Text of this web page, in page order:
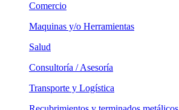
Comercio
Maquinas y/o Herramientas
Salud
Consultoría / Asesoría
Transporte y Logística